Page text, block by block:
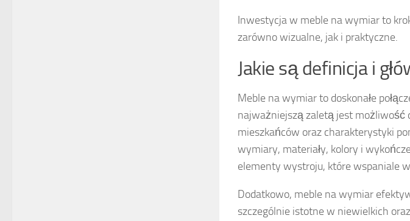
Inwestycja w meble na wymiar to
zarówno wizualne, jak i praktyczne.
Jakie są definicja i
Meble na wymiar to doskonałe
najważniejszą zaletą jest możliwość
mieszkańców oraz charakterystyki
wymiary, materiały, kolory i
elementy wystroju, które wspaniale
Dodatkowo, meble na wymiar
szczególnie istotne w niewielkich